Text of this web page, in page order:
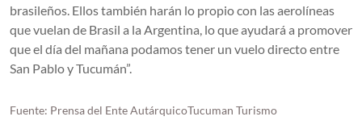
brasileños. Ellos también harán lo propio con las aerolíneas
que vuelan de Brasil a la Argentina, lo que ayudará a promover
que el día del mañana podamos tener un vuelo directo entre
San Pablo y Tucumán”.
Fuente: Prensa del Ente AutárquicoTucuman Turismo